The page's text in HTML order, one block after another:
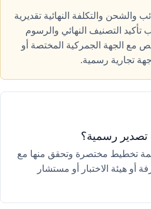
والشحن والتكلفة النهائية تقديرية
التصنيف النهائي والرسوم
مع الجهة الجمركية المختصة أو
تجارية رسمية.
رسمية؟
تخطيط مختصرة وتحقق منها مع
أو هيئة الاختبار أو مستشار